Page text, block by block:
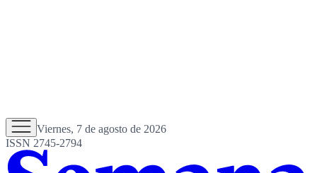
Viernes, 7 de agosto de 2026
ISSN 2745-2794